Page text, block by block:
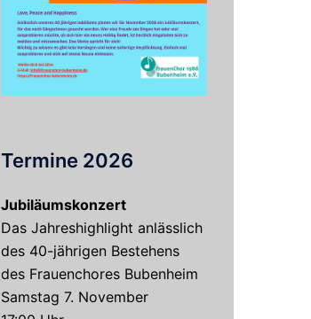
Termine 2026
Jubiläumskonzert
Das Jahreshighlight anlässlich
des 40-jährigen Bestehens
des Frauenchores Bubenheim
Samstag 7. November